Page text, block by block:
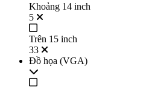
Khoảng 14 inch
5
Trên 15 inch
33
Đồ họa (VGA)